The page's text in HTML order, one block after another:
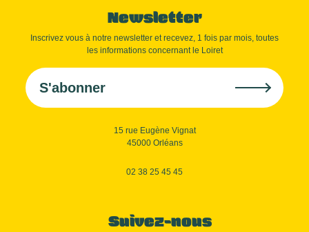
Newsletter
Inscrivez vous à notre newsletter et recevez, 1 fois par mois, toutes
les informations concernant le Loiret
S'abonner
15 rue Eugène Vignat
45000 Orléans
02 38 25 45 45
Suivez-nous